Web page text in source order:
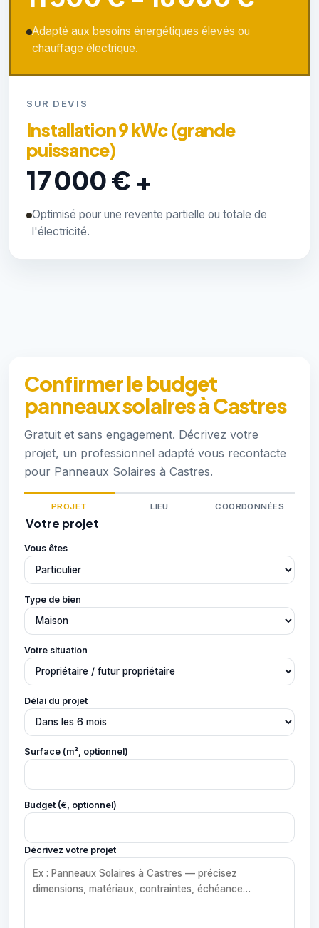
Adapté aux besoins énergétiques élevés ou
chauffage électrique.
SUR DEVIS
Installation 9 kWc (grande
puissance)
17 000 € +
Optimisé pour une revente partielle ou totale de
l'électricité.
Confirmer le budget
panneaux solaires à Castres
Gratuit et sans engagement. Décrivez votre
projet, un professionnel adapté vous recontacte
pour Panneaux Solaires à Castres.
PROJET LIEU COORDONNÉES
Votre projet
Vous êtes
Type de bien
Votre situation
Délai du projet
Surface (m², optionnel)
Budget (€, optionnel)
Décrivez votre projet